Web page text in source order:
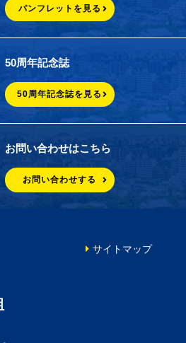
パンフレットを見る
50周年記念誌
50周年記念誌を見る
お問い合わせはこちら
お問い合わせする
サイトマップ